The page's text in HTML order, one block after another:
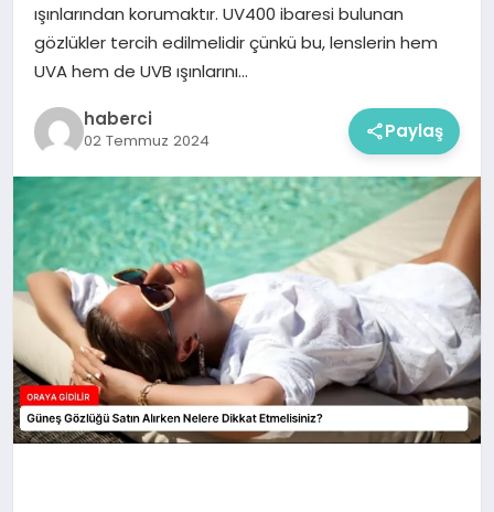
ışınlarından korumaktır. UV400 ibaresi bulunan
gözlükler tercih edilmelidir çünkü bu, lenslerin hem
UVA hem de UVB ışınlarını…
haberci
02 Temmuz 2024 Paylaş